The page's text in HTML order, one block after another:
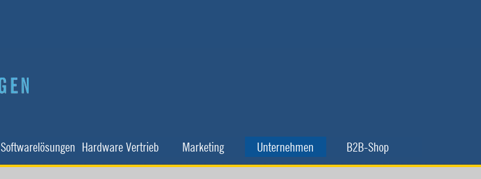
Menü überspringen
▼
Softwarelösungen ▼
Hardware Vertrieb ▼
Marketing ▼
Unternehmen ▼
B2B-Shop